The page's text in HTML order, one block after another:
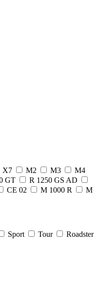
X7 M2 M3
M4
GT
R 1250 GS AD
CE 02 M 1000 R M
Sport Tour Roadster